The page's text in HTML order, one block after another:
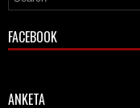
FACEBOOK
ANKETA